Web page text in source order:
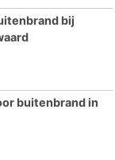
bij
buitenbrand in